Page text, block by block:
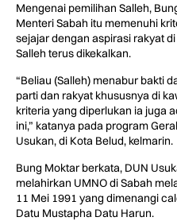
Mengenai pemilihan Salleh,
Menteri Sabah itu memenuhi
sejajar dengan aspirasi rakyat
Salleh terus dikekalkan.
“Beliau (Salleh) menabur bakti
parti dan rakyat khususnya di
kriteria yang diperlukan ia juga
ini,” katanya pada program
Usukan, di Kota Belud, kelmarin.
Bung Moktar berkata, DUN
melahirkan UMNO di Sabah
11 Mei 1991 yang dimenangi
Datu Mustapha Datu Harun.